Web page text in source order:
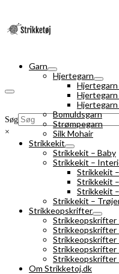
Søg
×
Garn
Hjertegarn
Bomuldsgarn
Strømpegarn
Silk Mohair
Strikkekit
Strikkekit – Baby
Strikkekit –
Strikkekit
Strikkekit
Strikkekit
Strikkekit –
Strikkeopskrifter
Strikkeopskrifter
Strikkeopskrifter
Strikkeopskrifter
Strikkeopskrifter
Strikkeopskrifter
Om Strikketoj.dk